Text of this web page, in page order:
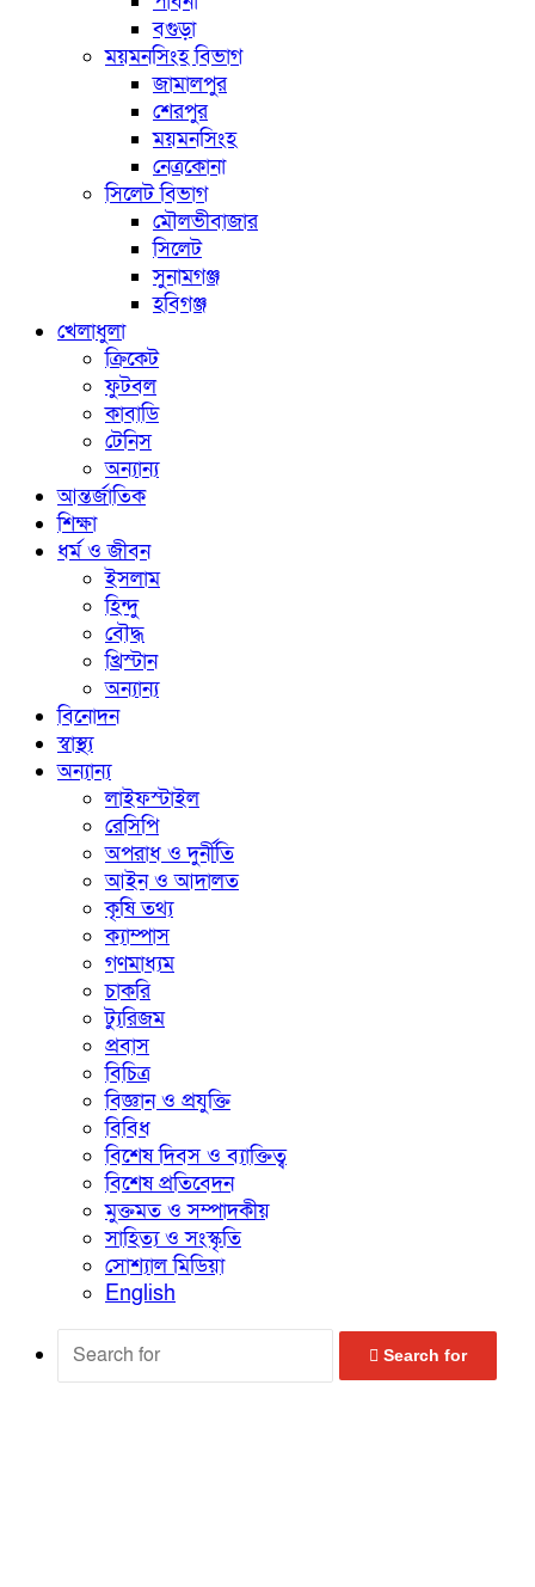
বগুড়া
ময়মনসিংহ বিভাগ
জামালপুর
শেরপুর
ময়মনসিংহ
নেত্রকোনা
সিলেট বিভাগ
মৌলভীবাজার
সিলেট
সুনামগঞ্জ
হবিগঞ্জ
খেলাধুলা
ক্রিকেট
ফুটবল
কাবাডি
টেনিস
অন্যান্য
আন্তর্জাতিক
শিক্ষা
ধর্ম ও জীবন
ইসলাম
হিন্দু
বৌদ্ধ
খ্রিস্টান
অন্যান্য
বিনোদন
স্বাস্থ্য
অন্যান্য
লাইফস্টাইল
রেসিপি
অপরাধ ও দুর্নীতি
আইন ও আদালত
কৃষি তথ্য
ক্যাম্পাস
গণমাধ্যম
চাকরি
ট্যুরিজম
প্রবাস
বিচিত্র
বিজ্ঞান ও প্রযুক্তি
বিবিধ
বিশেষ দিবস ও ব্যাক্তিত্ব
বিশেষ প্রতিবেদন
মুক্তমত ও সম্পাদকীয়
সাহিত্য ও সংস্কৃতি
সোশ্যাল মিডিয়া
English
Search for